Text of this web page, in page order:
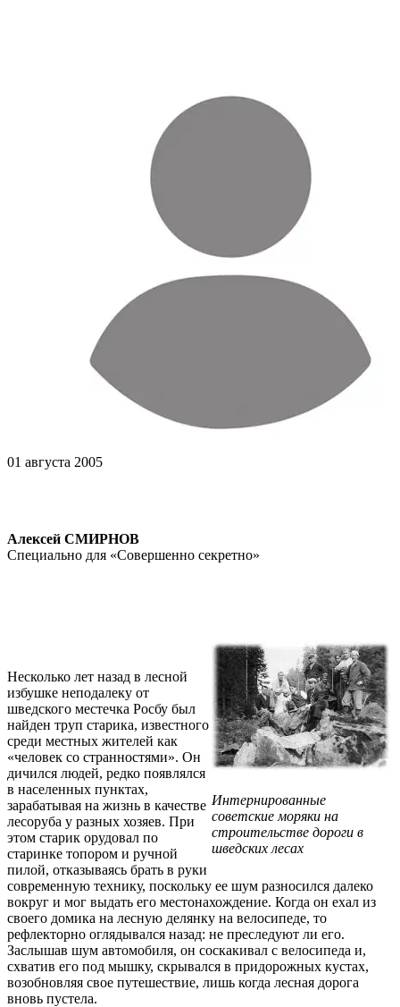
01 августа 2005
Алексей СМИРНОВ
Специально для «Совершенно секретно»
Интернированные
советские моряки на
строительстве дороги в
шведских лесах
Несколько лет назад в лесной
избушке неподалеку от
шведского местечка Росбу был
найден труп старика, известного
среди местных жителей как
«человек со странностями». Он
дичился людей, редко появлялся
в населенных пунктах,
зарабатывая на жизнь в качестве
лесоруба у разных хозяев. При
этом старик орудовал по
старинке топором и ручной
пилой, отказываясь брать в руки
современную технику, поскольку ее шум разносился далеко
вокруг и мог выдать его местонахождение. Когда он ехал из
своего домика на лесную делянку на велосипеде, то
рефлекторно оглядывался назад: не преследуют ли его.
Заслышав шум автомобиля, он соскакивал с велосипеда и,
схватив его под мышку, скрывался в придорожных кустах,
возобновляя свое путешествие, лишь когда лесная дорога
вновь пустела.